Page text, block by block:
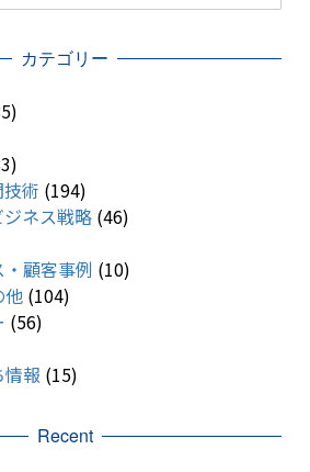
カテゴリー
術 (194)
ネス戦略(46)
顧客事例 (10)
他(104)
(56)
情報 (15)
Recent